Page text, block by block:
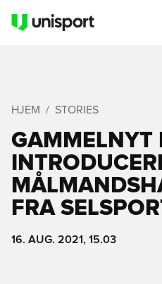
HJEM STORIES
GAMMELNYT
FRA
16. AUG. 2021, 15.03